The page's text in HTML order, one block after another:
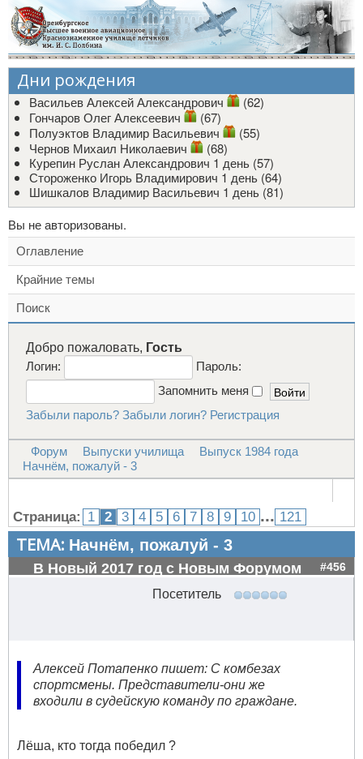
Дни рождения
Васильев Алексей Александрович
(62)
Гончаров Олег Алексеевич
(67)
Полуэктов Владимир Васильевич
(55)
Чернов Михаил Николаевич
(68)
Курепин Руслан Александрович 1 день (57)
Стороженко Игорь Владимирович 1 день (64)
Шишкалов Владимир Васильевич 1 день (81)
Вы не авторизованы.
Оглавление
Крайние темы
Поиск
Добро пожаловать, Гость
Логин:
Пароль:
Запомнить меня
Забыли пароль? Забыли логин? Регистрация
Форум Выпуски училища
Выпуск 1984 года
Начнём, пожалуй - 3
Страница: 1 2 3 4 5 6 7 8 9 10 ... 121
ТЕМА: Начнём, пожалуй - 3
В Новый 2017 год с Новым Форумом #456
Посетитель
Алексей Потапенко пишет: С комбезах
спортсмены. Представители-они же
входили в судейскую команду по граждане.
Лёша, кто тогда победил ?